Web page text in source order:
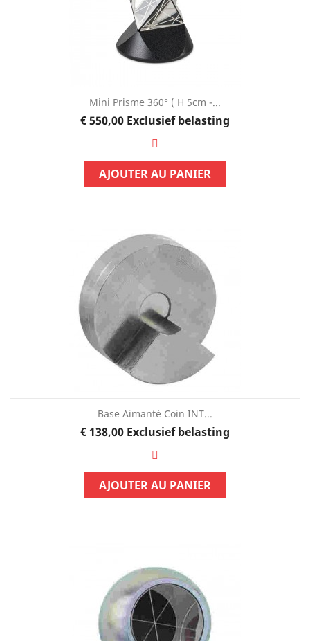
Mini Prisme 360° ( H 5cm -...
Prijs
€ 550,00 Exclusief belasting
AJOUTER AU PANIER
Base Aimanté Coin INT...
Prijs
€ 138,00 Exclusief belasting
AJOUTER AU PANIER